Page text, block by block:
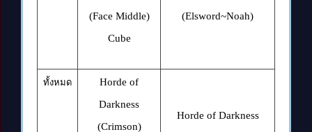
(Face Middle)
Cube
(Elsword~Noah)
ทั้งหมด
Horde of
Darkness
(Crimson)
Horde of Darkness